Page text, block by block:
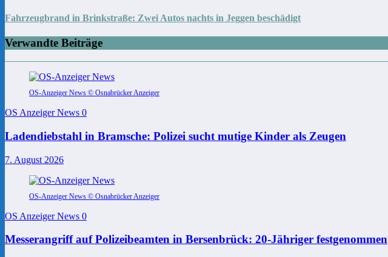
Fahrzeugbrand in Brinkstraße: Zwei Autos nachts in Jeggen beschädigt
Verwandte Beiträge
OS-Anzeiger News © Osnabrücker Anzeiger
OS Anzeiger News 0
Ladendiebstahl in Bramsche: Polizei sucht mutige Kinder als Zeugen
7. August 2026
OS-Anzeiger News © Osnabrücker Anzeiger
OS Anzeiger News 0
Messerangriff auf Polizeibeamten in Bersenbrück: 20-Jähriger festgenommen